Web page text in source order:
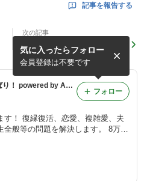
記事を報告する
次の記事
人間関係がいつもうまくいか
ない方は
サードアイ 本音をずばり！ powered by Ameba
愛、夫
等の問題を解決します。 8万件
！脅威の的中率！脅威の願望成就
流気功 朱雀流行法 朱雀流秘術 霊
気に入ったらフォロー
会員登録は不要です
フォロー